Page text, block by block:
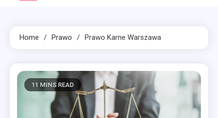
Home Prawo Prawo Karne Warszawa
11 MINS READ